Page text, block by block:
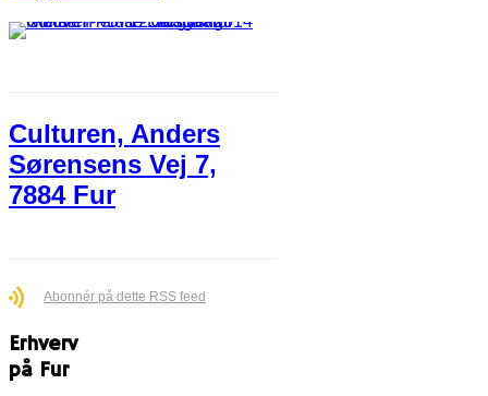
Culturen, Anders
Sørensens Vej 7,
7884 Fur
Abonnér på dette RSS feed
Erhverv
på Fur